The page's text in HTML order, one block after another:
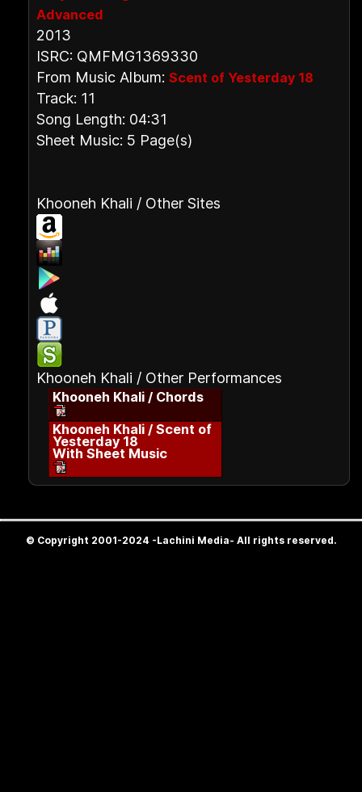
Advanced
2013
ISRC: QMFMG1369330
From Music Album: Scent of Yesterday 18
Track: 11
Song Length: 04:31
Sheet Music: 5 Page(s)
Khooneh Khali / Other Sites
Khooneh Khali / Other Performances
Khooneh Khali / Chords
Khooneh Khali / Scent of
Yesterday 18
With Sheet Music
© Copyright 2001-2024 -Lachini Media- All rights reserved.